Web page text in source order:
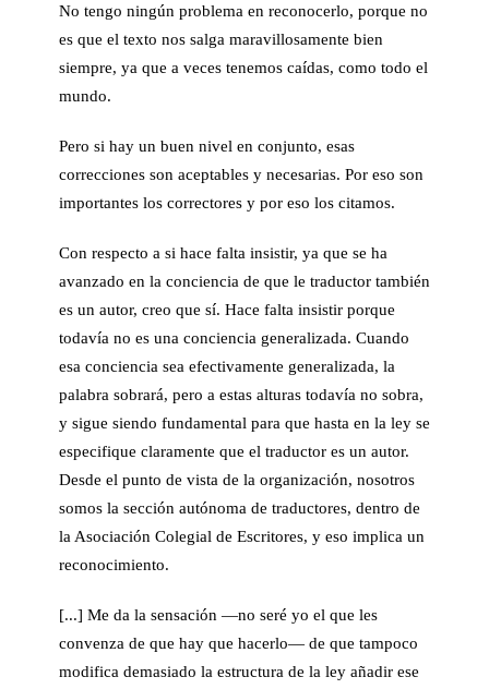
No tengo ningún problema en reconocerlo, porque no
es que el texto nos salga maravillosamente bien
siempre, ya que a veces tenemos caídas, como todo el
mundo.
Pero si hay un buen nivel en conjunto, esas
correcciones son aceptables y necesarias. Por eso son
importantes los correctores y por eso los citamos.
Con respecto a si hace falta insistir, ya que se ha
avanzado en la conciencia de que le traductor también
es un autor, creo que sí. Hace falta insistir porque
todavía no es una conciencia generalizada. Cuando
esa conciencia sea efectivamente generalizada, la
palabra sobrará, pero a estas alturas todavía no sobra,
y sigue siendo fundamental para que hasta en la ley se
especifique claramente que el traductor es un autor.
Desde el punto de vista de la organización, nosotros
somos la sección autónoma de traductores, dentro de
la Asociación Colegial de Escritores, y eso implica un
reconocimiento.
[...] Me da la sensación —no seré yo el que les
convenza de que hay que hacerlo— de que tampoco
modifica demasiado la estructura de la ley añadir ese